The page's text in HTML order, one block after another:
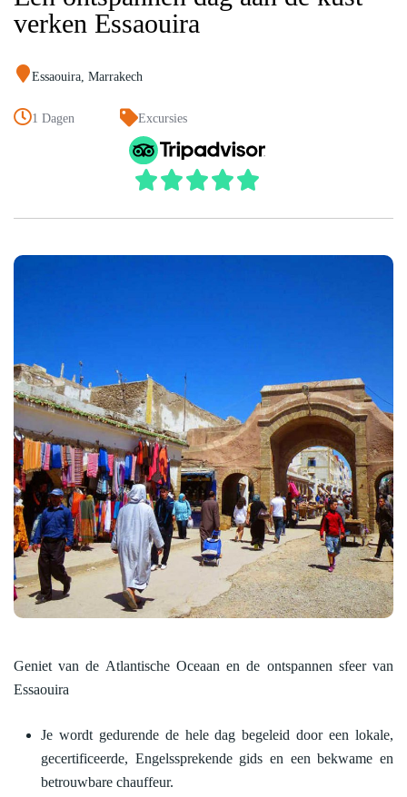
verken Essaouira
Essaouira, Marrakech
1 Dagen Excursies

Geniet van de Atlantische Oceaan en de ontspannen sfeer van
Essaouira
Je wordt gedurende de hele dag begeleid door een lokale,
gecertificeerde, Engelssprekende gids en een bekwame en
betrouwbare chauffeur.